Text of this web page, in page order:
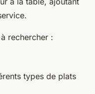
rechercher :
types de plats